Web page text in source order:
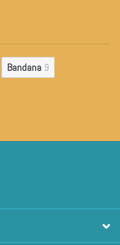
Bandana 9